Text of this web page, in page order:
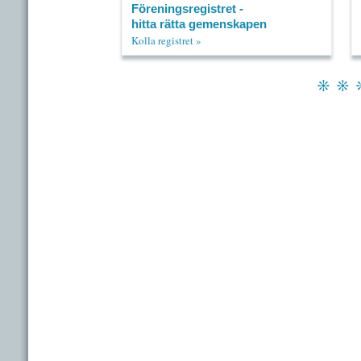
Föreningsregistret -
hitta rätta gemenskapen
Kolla registret »